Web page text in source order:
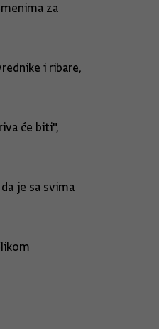
za
i ribare,
će biti",
je sa svima